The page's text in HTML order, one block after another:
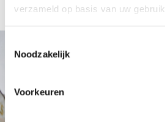
verzameld op basis van uw
Noodzakelijk
Voorkeuren